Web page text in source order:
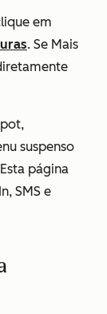
em
. Se Mais
suspenso
página
SMS e